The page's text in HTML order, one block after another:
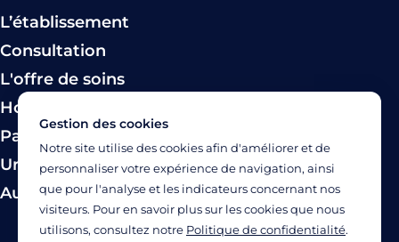
L’établissement
Consultation
L'offre de soins
Hospitalisation
Paiement
Urgence
Autres modes de prise en charge
Gestion des cookies
Notre site utilise des cookies afin d'améliorer et de
personnaliser votre expérience de navigation, ainsi
que pour l'analyse et les indicateurs concernant nos
visiteurs. Pour en savoir plus sur les cookies que nous
utilisons, consultez notre Politique de confidentialité.